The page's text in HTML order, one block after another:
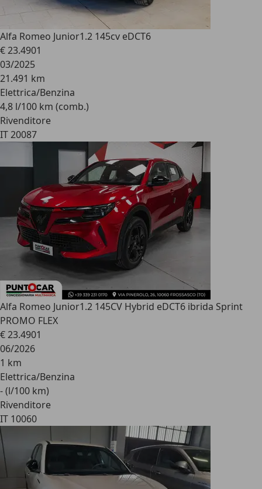
Alfa Romeo Junior1.2 145cv eDCT6
€ 23.4901
03/2025
21.491 km
Elettrica/Benzina
4,8 l/100 km (comb.)
Rivenditore
IT 20087
Alfa Romeo Junior1.2 145CV Hybrid eDCT6 ibrida Sprint
PROMO FLEX
€ 23.4901
06/2026
1 km
Elettrica/Benzina
- (l/100 km)
Rivenditore
IT 10060